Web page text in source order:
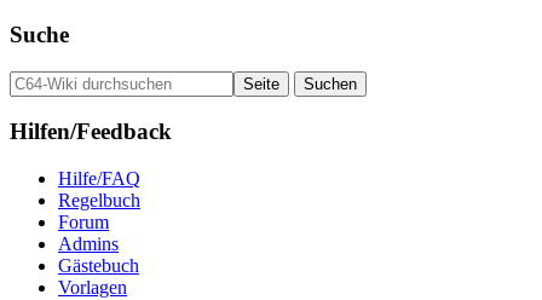
Suche
Hilfen/Feedback
Hilfe/FAQ
Regelbuch
Forum
Admins
Gästebuch
Vorlagen